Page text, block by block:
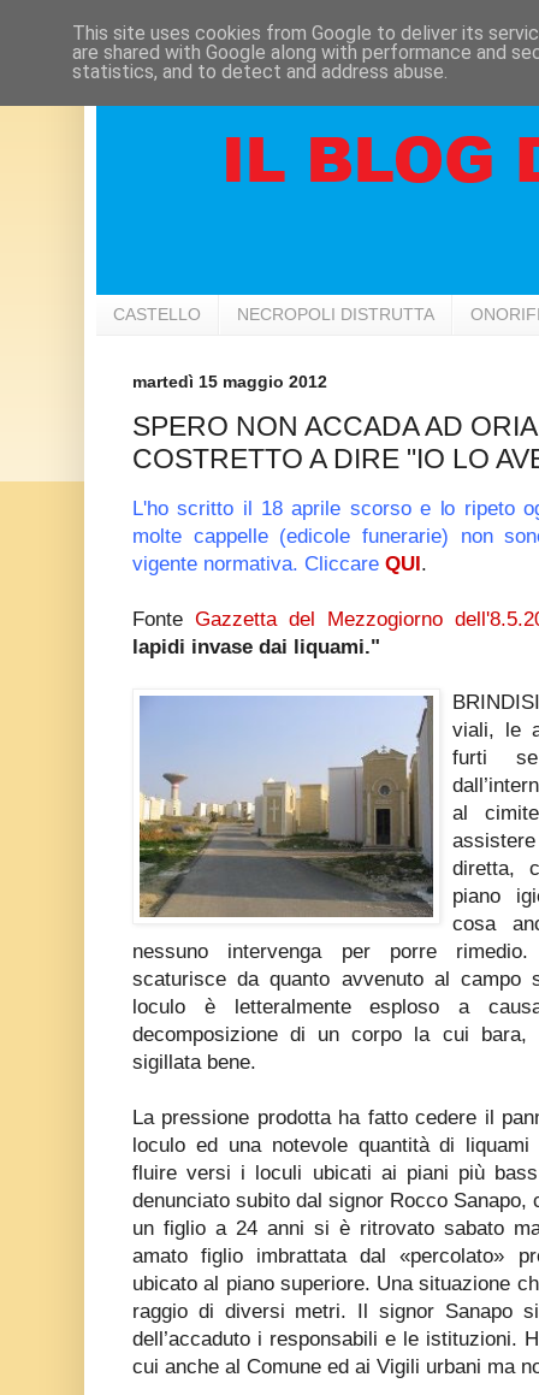
CASTELLO NECROPOLI DISTRUTTA
martedì 15 maggio 2012
SPERO NON ACCADA AD
COSTRETTO A DIRE "IO LO
L'ho scritto il 18 aprile scorso e lo ripeto
molte cappelle (edicole funerarie) non
vigente normativa. Cliccare QUI .
Fonte Gazzetta del Mezzogiorno
lapidi invase dai liquami."
viali, le
furti
al
diretta,
piano
cosa
nessuno intervenga per porre rimedio.
scaturisce da quanto avvenuto al campo
loculo è letteralmente esploso a
decomposizione di un corpo la cui bara,
sigillata bene.
La pressione prodotta ha fatto cedere il
loculo ed una notevole quantità di
fluire versi i loculi ubicati ai piani più
denunciato subito dal signor Rocco
un figlio a 24 anni si è ritrovato sabato
amato figlio imbrattata dal «percolato»
ubicato al piano superiore. Una situazione
raggio di diversi metri. Il signor Sanapo
dell’accaduto i responsabili e le istituzioni.
cui anche al Comune ed ai Vigili urbani ma
This site uses cookies from Google to deliver its
are shared with Google along with performance and
statistics, and to detect and address abuse.